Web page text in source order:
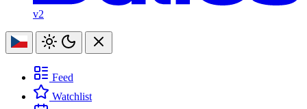
v2
Feed
Watchlist